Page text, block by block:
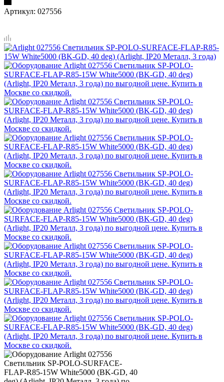
Артикул: 027556